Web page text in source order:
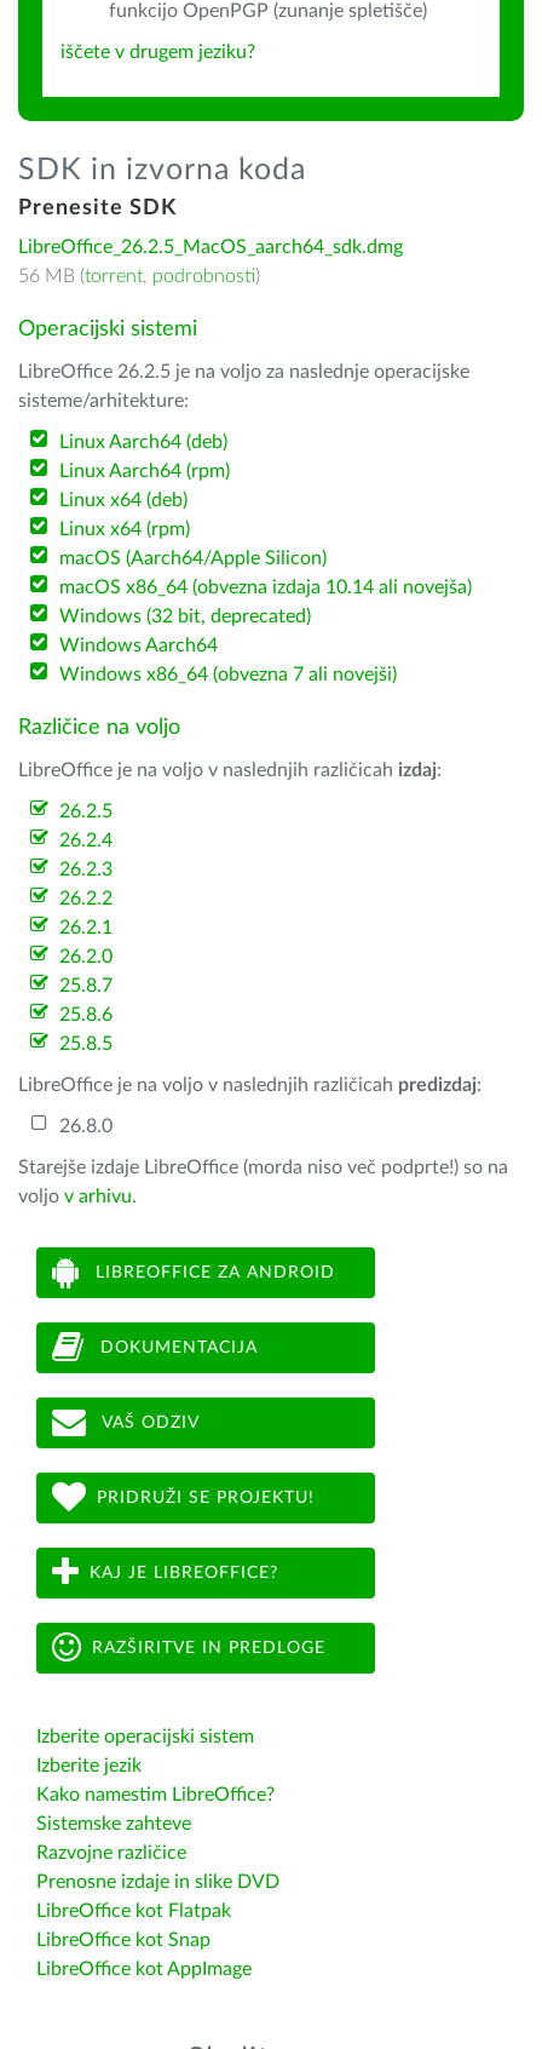
funkcijo OpenPGP (zunanje spletišče)
iščete v drugem jeziku?
SDK in izvorna koda
Prenesite SDK
LibreOffice_26.2.5_MacOS_aarch64_sdk.dmg
56 MB (torrent, podrobnosti)
Operacijski sistemi
LibreOffice 26.2.5 je na voljo za naslednje operacijske
sisteme/arhitekture:
Linux Aarch64 (deb)
Linux Aarch64 (rpm)
Linux x64 (deb)
Linux x64 (rpm)
macOS (Aarch64/Apple Silicon)
macOS x86_64 (obvezna izdaja 10.14 ali novejša)
Windows (32 bit, deprecated)
Windows Aarch64
Windows x86_64 (obvezna 7 ali novejši)
Različice na voljo
LibreOffice je na voljo v naslednjih različicah izdaj:
26.2.5
26.2.4
26.2.3
26.2.2
26.2.1
26.2.0
25.8.7
25.8.6
25.8.5
LibreOffice je na voljo v naslednjih različicah predizdaj:
26.8.0
Starejše izdaje LibreOffice (morda niso več podprte!) so na
voljo v arhivu.
LIBREOFFICE ZA ANDROID
DOKUMENTACIJA
VAŠ ODZIV
PRIDRUŽI SE PROJEKTU!
KAJ JE LIBREOFFICE?
RAZŠIRITVE IN PREDLOGE
Izberite operacijski sistem
Izberite jezik
Kako namestim LibreOffice?
Sistemske zahteve
Razvojne različice
Prenosne izdaje in slike DVD
LibreOffice kot Flatpak
LibreOffice kot Snap
LibreOffice kot AppImage